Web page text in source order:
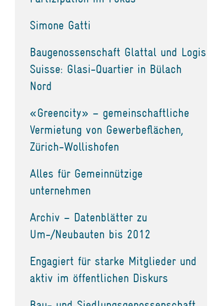
Simone Gatti
Baugenossenschaft Glattal und Logis
Suisse: Glasi-Quartier in Bülach
Nord
«Greencity» – gemeinschaftliche
Vermietung von Gewerbeflächen,
Zürich-Wollishofen
Alles für Gemeinnützige
unternehmen
Archiv – Datenblätter zu
Um-/Neubauten bis 2012
Engagiert für starke Mitglieder und
aktiv im öffentlichen Diskurs